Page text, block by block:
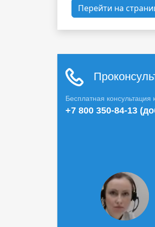
Перейти на